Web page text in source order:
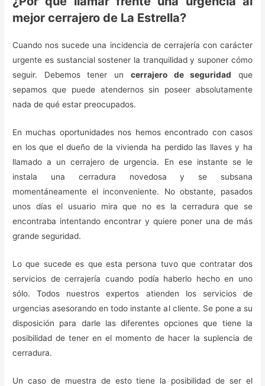
mejor cerrajero de La Estrella?
Cuando nos sucede una incidencia de cerrajería con carácter
urgente es sustancial sostener la tranquilidad y suponer cómo
seguir. Debemos tener un cerrajero de seguridad que
sepamos que puede atendernos sin poseer absolutamente
nada de qué estar preocupados.
En muchas oportunidades nos hemos encontrado con casos
en los que el dueño de la vivienda ha perdido las llaves y ha
llamado a un cerrajero de urgencia. En ese instante se le
instala una cerradura novedosa y se subsana
momentáneamente el inconveniente. No obstante, pasados
unos días el usuario mira que no es la cerradura que se
encontraba intentando encontrar y quiere poner una de más
grande seguridad.
Lo que sucede es que esta persona tuvo que contratar dos
servicios de cerrajería cuando podía haberlo hecho en uno
sólo. Todos nuestros expertos atienden los servicios de
urgencias asesorando en todo instante al cliente. Se pone a su
disposición para darle las diferentes opciones que tiene la
posibilidad de tener en el momento de hacer la suplencia de
cerradura.
Un caso de muestra de esto tiene la posibilidad de ser el